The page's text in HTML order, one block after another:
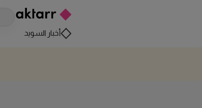
أخبار السويد